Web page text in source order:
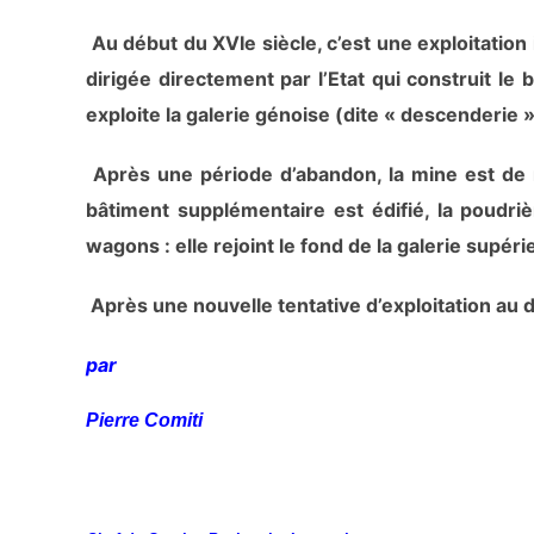
Au début du XVIe siècle, c’est une
dirigée directement par l’Etat qui construit le
exploite la galerie génoise (dite « descenderie
Après une période d’abandon, la mine est
bâtiment supplémentaire est édifié, la
wagons : elle rejoint le fond de la galerie
Après une nouvelle tentative d’exploitation
par
Pierre Comiti